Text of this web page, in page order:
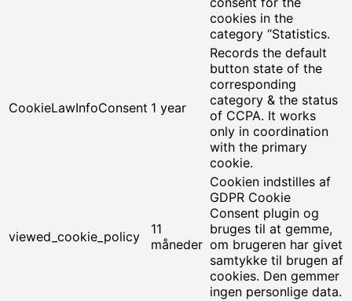
cookies in the
category “Statistics.
CookieLawInfoConsent 1 year
Records the default
button state of the
corresponding
category & the status
of CCPA. It works
only in coordination
with the primary
cookie.
viewed_cookie_policy
11
måneder
Cookien indstilles af
GDPR Cookie
Consent plugin og
bruges til at gemme,
om brugeren har givet
samtykke til brugen af
cookies. Den gemmer
ingen personlige data.